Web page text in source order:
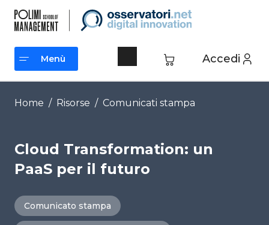
contenuto
Accedi
Menù
Menù
Home / Risorse / Comunicati stampa
Cloud Transformation: un
PaaS per il futuro
Comunicato stampa